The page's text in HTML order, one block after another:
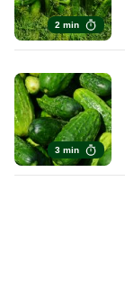
2 min
3 min